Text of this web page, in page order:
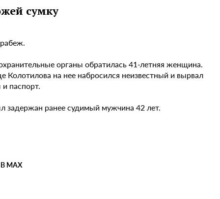
сумку
органы обратилась 41-летняя женщина.
на нее набросился неизвестный и вырвал
паспорт.
задержан ранее судимый мужчина 42 лет.
MAX